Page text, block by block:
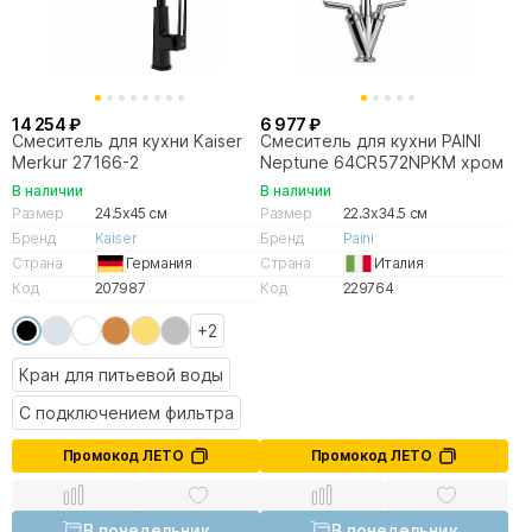
14 254 ₽
Смеситель для кухни Kaiser
Merkur 27166-2
В наличии
Размер
24.5x45 см
Бренд
Kaiser
Страна
Германия
Код
207987
+2
Кран для питьевой воды
С подключением фильтра
Промокод ЛЕТО
6 977 ₽
Смеситель для кухни PAINI
Neptune 64CR572NPKM хром
В наличии
Размер
22.3x34.5 см
Бренд
Paini
Страна
Италия
Код
229764
Промокод ЛЕТО